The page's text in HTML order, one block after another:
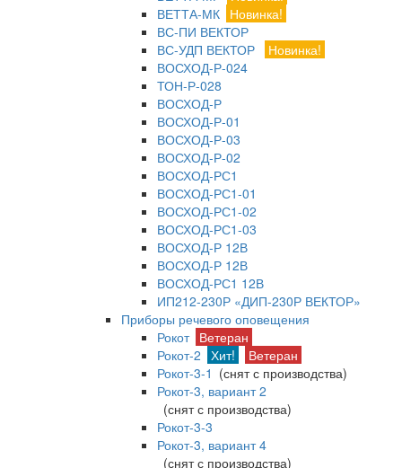
ВЕТТА-МК Новинка!
ВС-ПИ ВЕКТОР
ВС-УДП ВЕКТОР
Новинка!
ВОСХОД-Р-024
ТОН-Р-028
ВОСХОД-Р
ВОСХОД-Р-01
ВОСХОД-Р-03
ВОСХОД-Р-02
ВОСХОД-РС1
ВОСХОД-РС1-01
ВОСХОД-РС1-02
ВОСХОД-РС1-03
ВОСХОД-Р 12В
ВОСХОД-Р 12В
ВОСХОД-РС1 12В
ИП212-230Р «ДИП-230Р ВЕКТОР»
Приборы речевого оповещения
Рокот Ветеран
Рокот-2 Хит!
Ветеран
Рокот-3-1 (снят с производства)
Рокот-3, вариант 2
(снят с производства)
Рокот-3-3
Рокот-3, вариант 4
(снят с производства)